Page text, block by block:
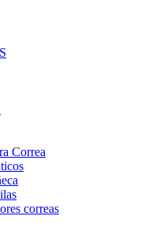
Correa
correas